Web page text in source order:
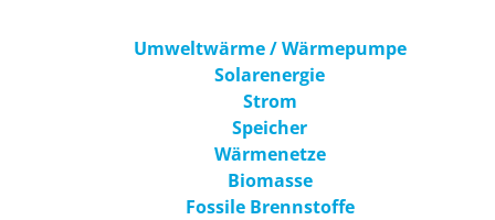
Umweltwärme / Wärmepumpe
Solarenergie
Strom
Speicher
Wärmenetze
Biomasse
Fossile Brennstoffe